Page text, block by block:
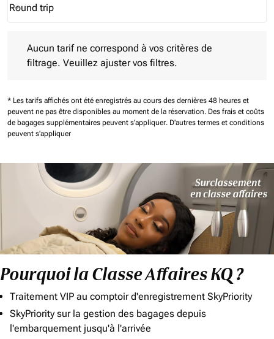
Journey Types option Round trip Selected
Round trip
keyboard_arrow_down
Aucun tarif ne correspond à vos critères de
filtrage. Veuillez ajuster vos filtres.
* Les tarifs affichés ont été enregistrés au cours des dernières 48 heures et
peuvent ne pas être disponibles au moment de la réservation. Des frais et coûts
de bagages supplémentaires peuvent s'appliquer. D'autres termes et conditions
peuvent s'appliquer
Pourquoi la Classe Affaires KQ ?
Traitement VIP au comptoir d'enregistrement SkyPriority
SkyPriority sur la gestion des bagages depuis
l'embarquement jusqu'à l'arrivée